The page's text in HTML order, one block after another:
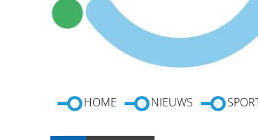
HOME NIEUWS